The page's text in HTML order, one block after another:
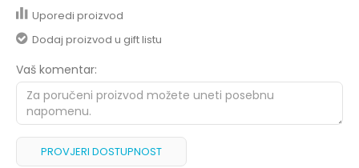
Uporedi proizvod
Dodaj proizvod u gift listu
Vaš komentar:
PROVJERI DOSTUPNOST